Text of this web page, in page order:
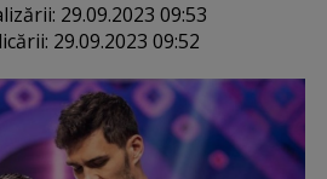
29.09.2023 09:53
29.09.2023 09:52